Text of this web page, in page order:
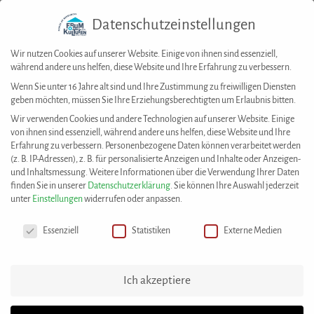
Vereinsbranding
ANGEBOTE
Datenschutzeinstellungen
Wir nutzen Cookies auf unserer Website. Einige von ihnen sind essenziell,
während andere uns helfen, diese Website und Ihre Erfahrung zu verbessern.
Wenn Sie unter 16 Jahre alt sind und Ihre Zustimmung zu freiwilligen Diensten
geben möchten, müssen Sie Ihre Erziehungsberechtigten um Erlaubnis bitten.
Wir verwenden Cookies und andere Technologien auf unserer Website. Einige
von ihnen sind essenziell, während andere uns helfen, diese Website und Ihre
Erfahrung zu verbessern. Personenbezogene Daten können verarbeitet werden
(z. B. IP-Adressen), z. B. für personalisierte Anzeigen und Inhalte oder Anzeigen-
und Inhaltsmessung. Weitere Informationen über die Verwendung Ihrer Daten
finden Sie in unserer Datenschutzerklärung. Sie können Ihre Auswahl jederzeit
unter Einstellungenwiderrufen oder anpassen.
Essenziell
Statistiken Externe Medien
Ich akzeptiere